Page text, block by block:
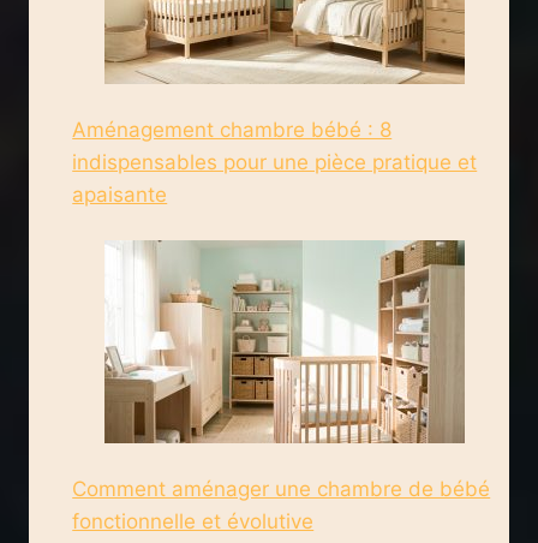
Aménagement chambre bébé : 8
indispensables pour une pièce pratique et
apaisante
Comment aménager une chambre de bébé
fonctionnelle et évolutive